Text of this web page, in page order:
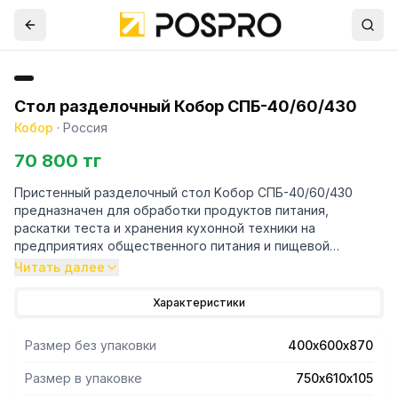
Стол разделочный Кобор СПБ-40/60/430
Кобор · Россия
70 800 тг
Пристенный разделочный стол Kобор СПБ-40/60/430
предназначен для обработки продуктов питания,
раскатки теста и хранения кухонной техники на
предприятиях общественного питания и пищевой
промышленности.
- Снизу сплошная полка.
ламинированной древесно-стружечной плитой толщиной
16 мм, что увеличивает прочность и исключает прогиб
столешницы.
Читать далее
Характеристики
Размер без упаковки 400х600х870
Размер в упаковке 750х610х105